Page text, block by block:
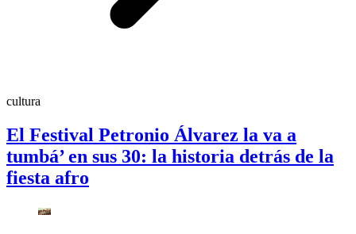
cultura
El Festival Petronio Álvarez la va a
tumbá’ en sus 30: la historia detrás de la
fiesta afro